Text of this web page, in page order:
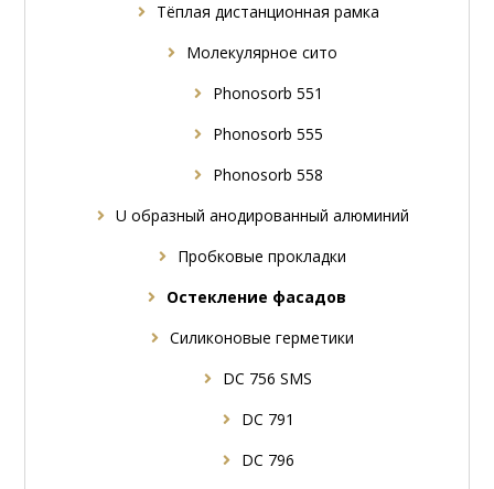
Tёплая дистанционная рамка
Молекулярное сито
Phonosorb 551
Phonosorb 555
Phonosorb 558
U образный анодированный алюминий
Пробковые прокладки
Oстекление фасадов
Силиконовые герметики
DC 756 SMS
DC 791
DC 796